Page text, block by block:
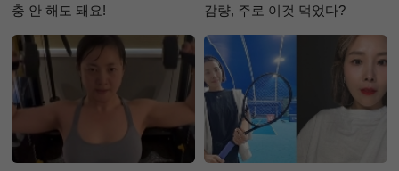
충 안 해도 돼요!
감량, 주로 이것 먹었다?